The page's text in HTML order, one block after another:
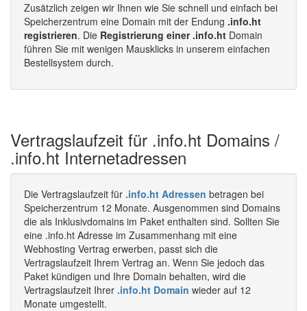
Zusätzlich zeigen wir Ihnen wie Sie schnell und einfach bei
Speicherzentrum eine Domain mit der Endung .info.ht
registrieren. Die Registrierung einer .info.ht Domain
führen Sie mit wenigen Mausklicks in unserem einfachen
Bestellsystem durch.
Vertragslaufzeit für .info.ht Domains /
.info.ht Internetadressen
Die Vertragslaufzeit für .info.ht Adressen betragen bei
Speicherzentrum 12 Monate. Ausgenommen sind Domains
die als Inklusivdomains im Paket enthalten sind. Sollten Sie
eine .info.ht Adresse im Zusammenhang mit eine
Webhosting Vertrag erwerben, passt sich die
Vertragslaufzeit Ihrem Vertrag an. Wenn Sie jedoch das
Paket kündigen und Ihre Domain behalten, wird die
Vertragslaufzeit Ihrer .info.ht Domain wieder auf 12
Monate umgestellt.